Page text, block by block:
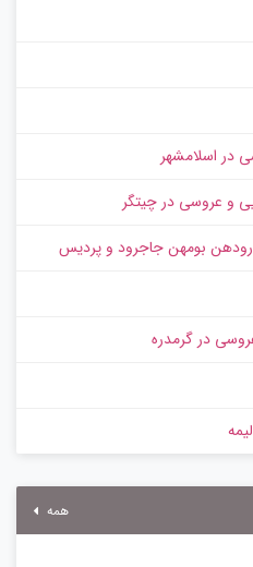
در اسلامشهر
و عروسی در چیتگر
رودهن بومهن جاجرود و پردیس
در گرمدره
همه